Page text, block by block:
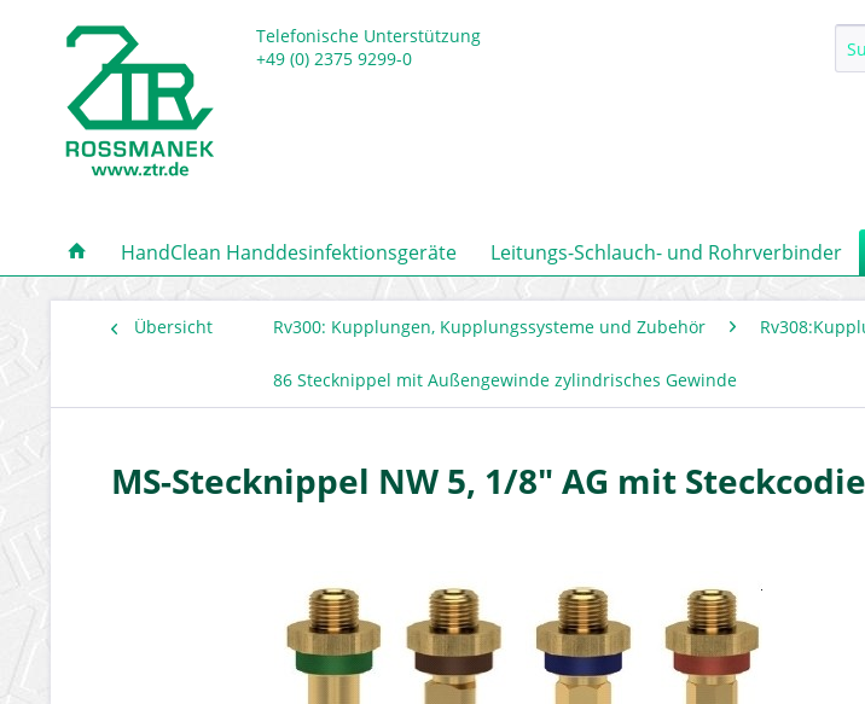
Telefonische Unterstützung
+49 (0) 2375 9299-0
HandClean Handdesinfektionsgeräte Leitungs-Schlauch- und Rohrverbinder
Übersicht Rv300: Kupplungen, Kupplungssysteme und Zubehör
86 Stecknippel mit Außengewinde zylindrisches Gewinde
MS-Stecknippel NW 5, 1/8" AG mit